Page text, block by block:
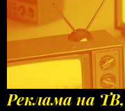
Реклама на